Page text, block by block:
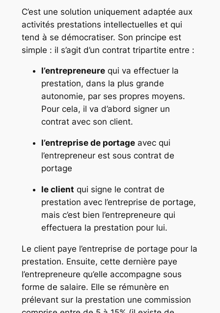
C’est une solution uniquement adaptée aux
activités prestations intellectuelles et qui
tend à se démocratiser. Son principe est
simple : il s’agit d’un contrat tripartite entre :
l’entrepreneurequi va effectuer la
prestation, dans la plus grande
autonomie, par ses propres moyens.
Pour cela, il va d’abord signer un
contrat avec son client.
l’entreprise de portageavec qui
l’entrepreneur est sous contrat de
portage
le client qui signe le contrat de
prestation avec l’entreprise de portage,
mais c’est bien l’entrepreneure qui
effectuera la prestation pour lui.
Le client paye l’entreprise de portage pour la
prestation. Ensuite, cette dernière paye
l’entrepreneure qu’elle accompagne sous
forme de salaire. Elle se rémunère en
prélevant sur la prestation une commission